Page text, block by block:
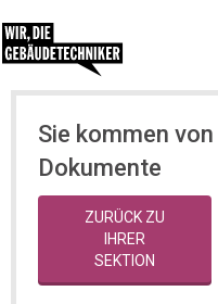
Sie kommen von
Dokumente
ZURÜCK ZU
IHRER
SEKTION